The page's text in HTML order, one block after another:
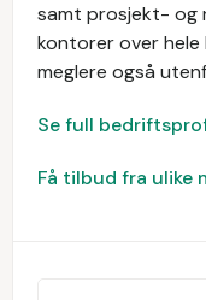
samt prosjekt- og
kontorer over
meglere også
Se full
Få tilbud fra ulike